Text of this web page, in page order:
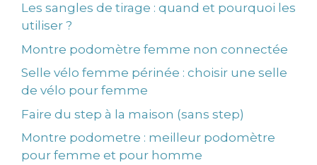
Les sangles de tirage : quand et pourquoi les
utiliser ?
Montre podomètre femme non connectée
Selle vélo femme périnée : choisir une selle
de vélo pour femme
Faire du step à la maison (sans step)
Montre podometre : meilleur podomètre
pour femme et pour homme